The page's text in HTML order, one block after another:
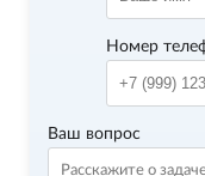
Номер
Ваш вопрос